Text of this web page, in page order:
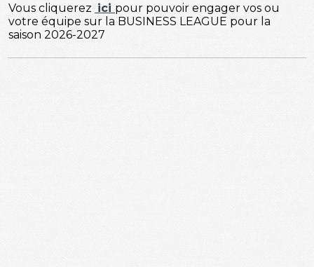
Vous cliquerez ici pour pouvoir engager vos ou
votre équipe sur la BUSINESS LEAGUE pour la
saison 2026-2027